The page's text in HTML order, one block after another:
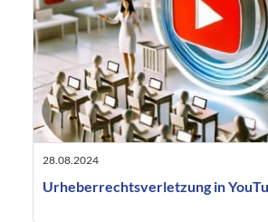
28.08.2024
Urheberrechtsverletzung in